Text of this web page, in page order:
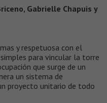
Gabrielle Chapuis y
y respetuosa con el
para vincular la torre
que surge de un
un sistema de
proyecto unitario de todo